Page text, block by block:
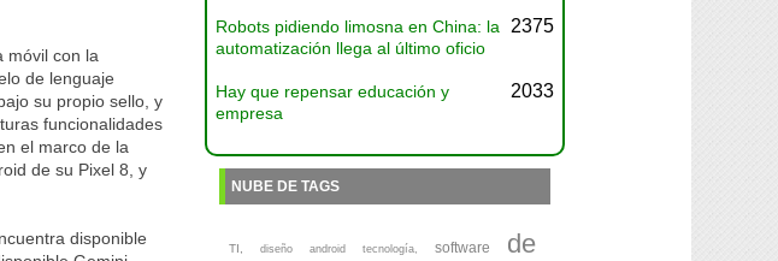
móvil con la
de lenguaje
su propio sello, y
funcionalidades
el marco de la
de su Pixel 8, y
disponible
Robots pidiendo limosna en China: la
automatización llega al último oficio
2375
Hay que repensar educación y
empresa
2033
NUBE DE TAGS
TI, diseño android tecnología, software de